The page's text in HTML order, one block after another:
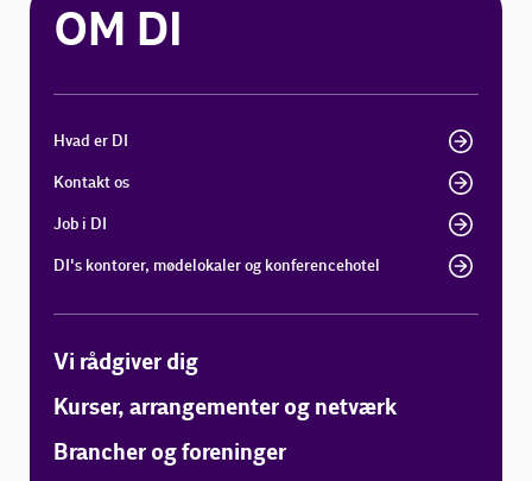
OM DI
Hvad er DI
Kontakt os
Job i DI
DI's kontorer, mødelokaler og konferencehotel
Vi rådgiver dig
Kurser, arrangementer og netværk
Brancher og foreninger